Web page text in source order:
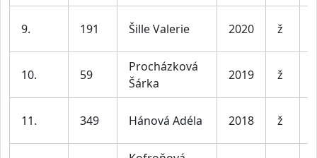
9. 191 Šille Valerie 2020 ž
10. 59
Procházková
Šárka
2019 ž
11. 349 Hánová Adéla 2018 ž